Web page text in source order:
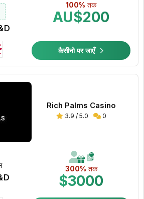
100% तक
AU$200
कैसीनो पर जाएँ
Rich Palms Casino
3.9 / 5.0 0
300% तक
$3000